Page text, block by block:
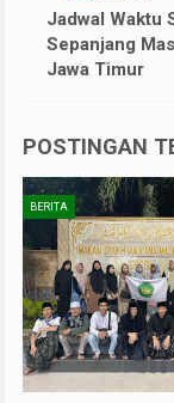
Jadwal Waktu
Sepanjang
Jawa Timur
POSTINGAN
BERITA